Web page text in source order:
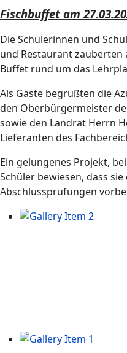
Fischbuffet am
Die Schülerinnen und
und Restaurant zauberten
Buffet rund um das
Als Gäste begrüßten die
den Oberbürgermeister
sowie den Landrat Herrn
Lieferanten des
Ein gelungenes Projekt,
Schüler bewiesen, dass
Abschlussprüfungen